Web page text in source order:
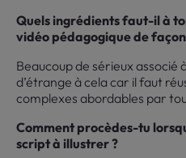
Quels ingrédients faut-il à
vidéo pédagogique de
Beaucoup de sérieux associé
d’étrange à cela car il faut
complexes abordables par
Comment procèdes-tu
script à illustrer ?